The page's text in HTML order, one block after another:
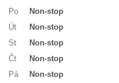
Po
Non-stop
Út
Non-stop
St
Non-stop
Čt
Non-stop
Pá
Non-stop